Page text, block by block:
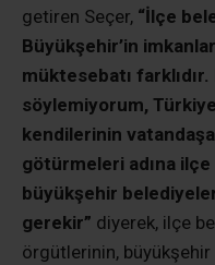
getiren Seçer, “İlçe
Büyükşehir’in
müktesebatı
söylemiyorum,
kendilerinin
götürmeleri adına
büyükşehir
gerekir” diyerek, ilçe
örgütlerinin,